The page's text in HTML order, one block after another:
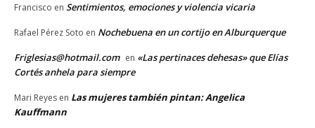
Francisco en Sentimientos, emociones y violencia vicaria
Rafael Pérez Soto en Nochebuena en un cortijo en Alburquerque
Friglesias@hotmail.com en «Las pertinaces dehesas» que Elías
Cortés anhela para siempre
Mari Reyes en Las mujeres también pintan: Angelica
Kauffmann